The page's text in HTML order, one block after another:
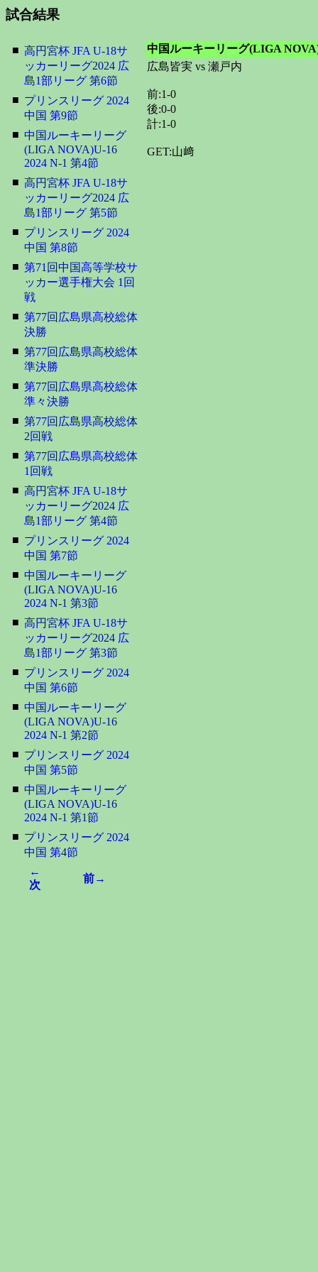
試合結果
■ 高円宮杯 JFA U-18サ
ッカーリーグ2024 広
島1部リーグ 第6節
■ プリンスリーグ 2024
中国 第9節
■ 中国ルーキーリーグ
(LIGA NOVA)U-16
2024 N-1 第4節
■ 高円宮杯 JFA U-18サ
ッカーリーグ2024 広
島1部リーグ 第5節
■ プリンスリーグ 2024
中国 第8節
■ 第71回中国高等学校サ
ッカー選手権大会 1回
戦
■ 第77回広島県高校総体
決勝
■ 第77回広島県高校総体
準決勝
■ 第77回広島県高校総体
準々決勝
■ 第77回広島県高校総体
2回戦
■ 第77回広島県高校総体
1回戦
■ 高円宮杯 JFA U-18サ
ッカーリーグ2024 広
島1部リーグ 第4節
■ プリンスリーグ 2024
中国 第7節
■ 中国ルーキーリーグ
(LIGA NOVA)U-16
2024 N-1 第3節
■ 高円宮杯 JFA U-18サ
ッカーリーグ2024 広
島1部リーグ 第3節
■ プリンスリーグ 2024
中国 第6節
■ 中国ルーキーリーグ
(LIGA NOVA)U-16
2024 N-1 第2節
■ プリンスリーグ 2024
中国 第5節
■ 中国ルーキーリーグ
(LIGA NOVA)U-16
2024 N-1 第1節
■ プリンスリーグ 2024
中国 第4節
←
次
前→
中国ルーキーリーグ(LIGA
広島皆実 vs 瀬戸内
前:1-0
後:0-0
計:1-0
GET:山﨑